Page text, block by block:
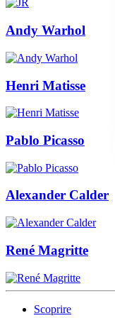
Andy Warhol
Henri Matisse
Pablo Picasso
Alexander Calder
René Magritte
Scoprire